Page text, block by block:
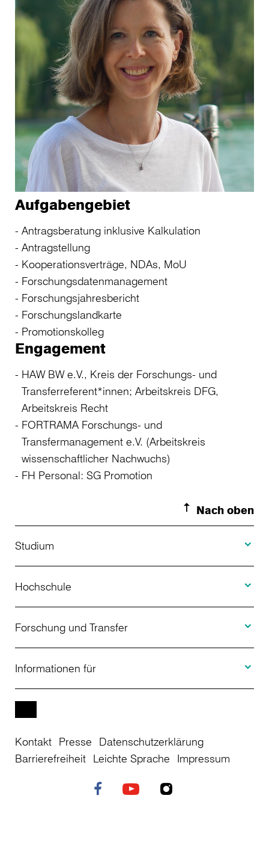
Aufgabengebiet
Antragsberatung inklusive Kalkulation
Antragstellung
Kooperationsverträge, NDAs, MoU
Forschungsdatenmanagement
Forschungsjahresbericht
Forschungslandkarte
Promotionskolleg
Engagement
HAW BW e.V., Kreis der Forschungs- und
Transferreferent*innen; Arbeitskreis DFG,
Arbeitskreis Recht
FORTRAMA Forschungs- und
Transfermanagement e.V. (Arbeitskreis
wissenschaftlicher Nachwuchs)
FH Personal: SG Promotion
Nach oben
Studium
Studienangebot
Bewerbung
Studienberatung
Weiterbildung
Studienkolleg
Hochschule
Über uns
Aktuelles
Veranstaltungen
Einrichtungen
Stellenangebote
Forschung und Transfer
Projekte
Informationen für
Studierende
Kontakt Presse
Datenschutzerklärung
Barrierefreiheit Leichte Sprache Impressum